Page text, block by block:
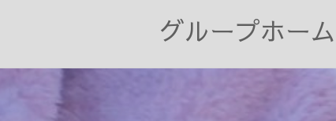
グループホー